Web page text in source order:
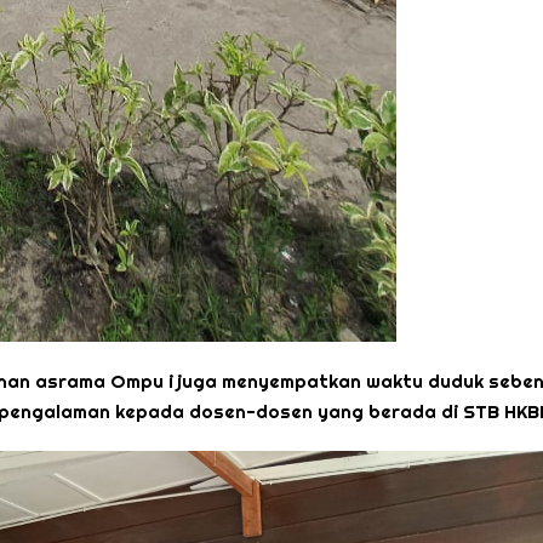
asrama Ompu i juga menyempatkan waktu duduk
kepada dosen-dosen yang berada di STB